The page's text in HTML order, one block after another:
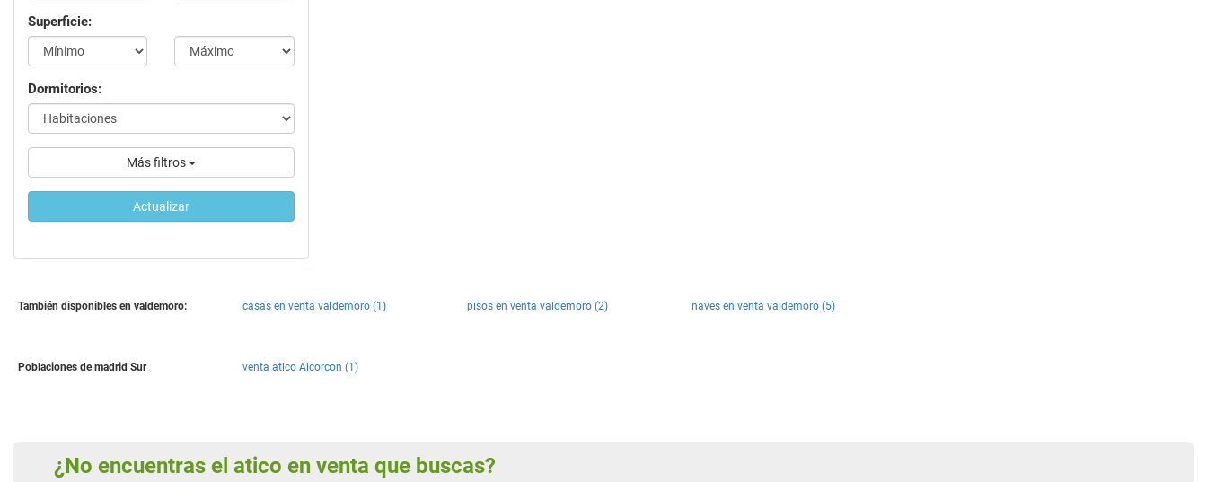
Superficie:
Dormitorios:
Más filtros
Actualizar
También disponibles en valdemoro: casas en venta valdemoro (1) pisos en venta valdemoro (2) naves en venta valdemoro (5)
Poblaciones de madrid Sur venta atico Alcorcon (1)
¿No encuentras el atico en venta que buscas?